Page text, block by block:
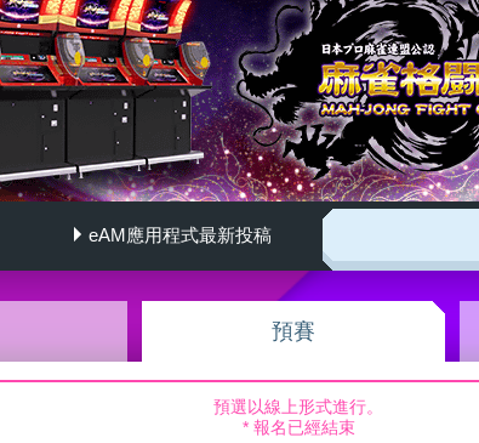
eAM應用程式最新投稿
預賽
預選以線上形式進行。
* 報名已經結束